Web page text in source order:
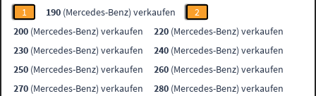
1 190 (Mercedes-Benz) verkaufen
2
200 (Mercedes-Benz) verkaufen 220 (Mercedes-Benz) verkaufen
230 (Mercedes-Benz) verkaufen 240 (Mercedes-Benz) verkaufen
250 (Mercedes-Benz) verkaufen 260 (Mercedes-Benz) verkaufen
270 (Mercedes-Benz) verkaufen 280 (Mercedes-Benz) verkaufen